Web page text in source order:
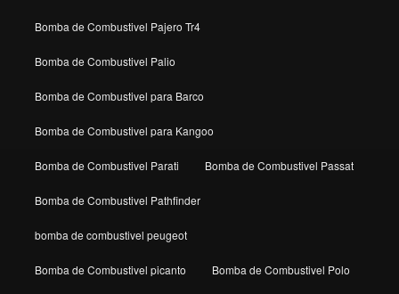
Bomba de Combustivel Pajero Tr4
Bomba de Combustivel Palio
Bomba de Combustivel para Barco
Bomba de Combustivel para Kangoo
Bomba de Combustivel Parati Bomba de Combustivel Passat
Bomba de Combustivel Pathfinder
bomba de combustivel peugeot
Bomba de Combustivel picanto Bomba de Combustivel Polo